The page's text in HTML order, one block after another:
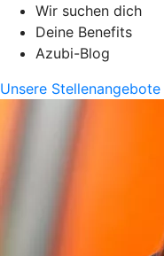
Wir suchen dich
Deine Benefits
Azubi-Blog
Unsere Stellenangebote